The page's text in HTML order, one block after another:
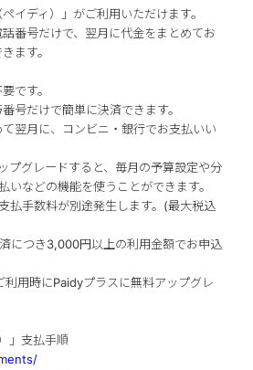
イディ）」がご利用いただけます。
番号だけで、翌月に代金をまとめてお
ます。
です。
号だけで簡単に決済できます。
て翌月に、コンビニ・銀行でお支払いい
プグレードすると、毎月の予算設定や分
いなどの機能を使うことができます。
払手数料が別途発生します。(最大税込
につき3,000円以上の利用金額でお申込
用時にPaidyプラスに無料アップグレ
」支払手順